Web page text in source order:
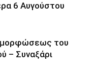
6 Αυγούστου
του
– Συναξάρι